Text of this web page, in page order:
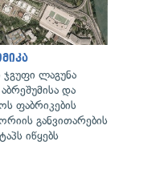
ჯგუფი ლაგუნა
და
ფაბრიკების
განვითარების
იწყებს